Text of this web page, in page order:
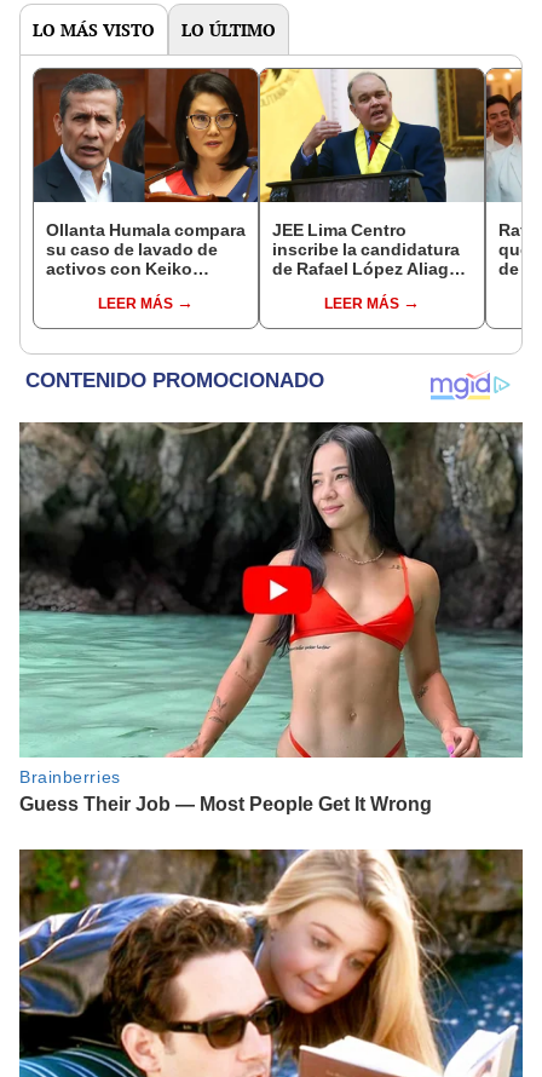
LO MÁS VISTO LO ÚLTIMO
Ollanta Humala compara
su caso de lavado de
activos con Keiko
recibimos, ella sí
recibió"
LEER MÁS
JEE Lima Centro
inscribe la candidatura
de Rafael López Aliaga
de LimaLEER MÁS
de